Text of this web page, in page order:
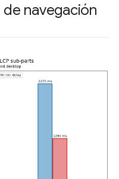
navegación